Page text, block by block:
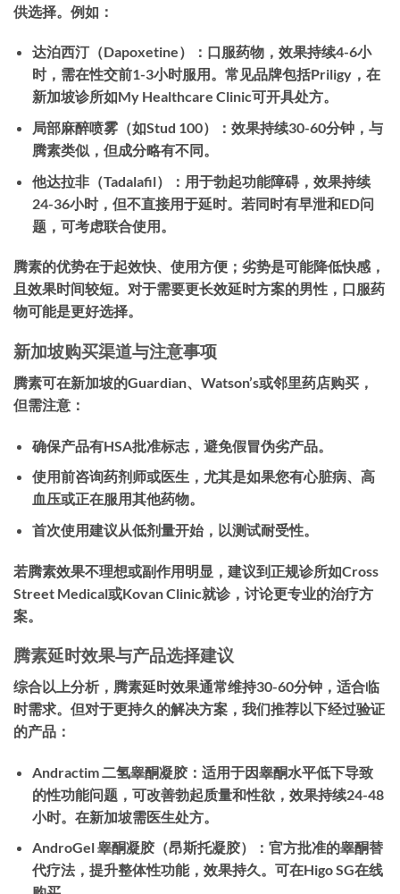
供选择。例如：
达泊西汀（Dapoxetine）： 口服药物，效果持续4-6小
时，需在性交前1-3小时服用。常见品牌包括Priligy，在
新加坡诊所如My Healthcare Clinic可开具处方。
局部麻醉喷雾（如Stud 100）： 效果持续30-60分钟，与
腾素类似，但成分略有不同。
他达拉非（Tadalafil）： 用于勃起功能障碍，效果持续
24-36小时，但不直接用于延时。若同时有早泄和ED问
题，可考虑联合使用。
腾素的优势在于起效快、使用方便；劣势是可能降低快感，
且效果时间较短。对于需要更长效延时方案的男性，口服药
物可能是更好选择。
新加坡购买渠道与注意事项
腾素可在新加坡的Guardian、Watson’s或邻里药店购买，
但需注意：
确保产品有HSA批准标志，避免假冒伪劣产品。
使用前咨询药剂师或医生，尤其是如果您有心脏病、高
血压或正在服用其他药物。
首次使用建议从低剂量开始，以测试耐受性。
若腾素效果不理想或副作用明显，建议到正规诊所如Cross
Street Medical或Kovan Clinic就诊，讨论更专业的治疗方
案。
腾素延时效果与产品选择建议
综合以上分析，腾素延时效果通常维持30-60分钟，适合临
时需求。但对于更持久的解决方案，我们推荐以下经过验证
的产品：
Andractim 二氢睾酮凝胶： 适用于因睾酮水平低下导致
的性功能问题，可改善勃起质量和性欲，效果持续24-48
小时。在新加坡需医生处方。
AndroGel 睾酮凝胶（昂斯托凝胶）： 官方批准的睾酮替
代疗法，提升整体性功能，效果持久。可在Higo SG在线